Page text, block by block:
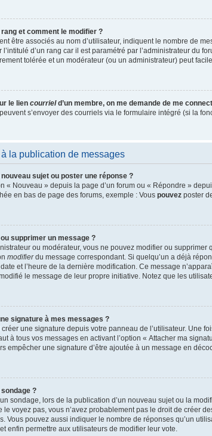
rang et comment le modifier ?
être associés au nom d’utilisateur, indiquent le nombre de
d’un rang car il est paramétré par l’administrateur du
tolérée et un modérateur (ou un administrateur) peut
le lien courrield’un membre, on me demande de me
s’envoyer des courriels via le formulaire intégré (si la
la publication de messages
sujet ou poster une réponse ?
« Nouveau » depuis la page d’un forum ou « Répondre »
en bas de page des forums, exemple : Vous pouvez poster
supprimer un message ?
ou modérateur, vous ne pouvez modifier ou
modifierdu message correspondant. Si quelqu’un a déjà
et l’heure de la dernière modification. Ce message
le message de leur propre initiative. Notez que les
signature à mes messages ?
créer une signature depuis votre panneau de l’utilisateur. Une
à tous vos messages en activant l’option « Attacher ma
empêcher une signature d’être ajoutée à un message en
?
sondage, lors de la publication d’un nouveau sujet ou la
le voyez pas, vous n’avez probablement pas le droit de créer
Vous pouvez aussi indiquer le nombre de réponses qu’un
enfin permettre aux utilisateurs de modifier leur vote.